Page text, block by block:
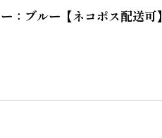
：ブルー【ネコポス配送可】